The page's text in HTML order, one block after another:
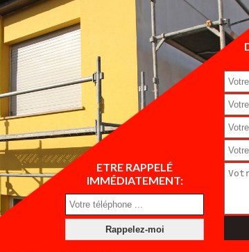
ETRE RAPPELÉ
IMMÉDIATEMENT: